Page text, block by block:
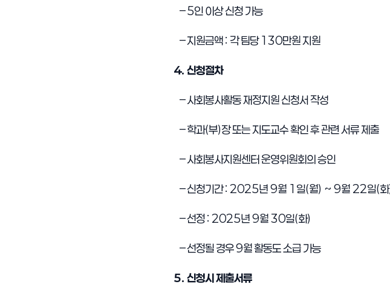
–5인 이상 신청 가능
–지원금액: 각 팀당130만원 지원
4. 신청절차
–사회봉사활동 재정지원 신청서 작성
–학과(부)장 또는 지도교수 확인 후 관련 서류 제출
–사회봉사지원센터 운영위원회의 승인
–신청기간: 2025년9월 1 일(월) ~ 9월22일(화
–선정: 2025년9월30일(화)
–선정될 경우9월 활동도 소급 가능
5. 신청시 제출서류